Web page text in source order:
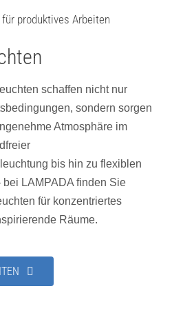
produktives Arbeiten
schaffen nicht nur
sondern sorgen
Atmosphäre im
bis hin zu flexiblen
bei LAMPADA finden Sie
für konzentriertes
Räume.